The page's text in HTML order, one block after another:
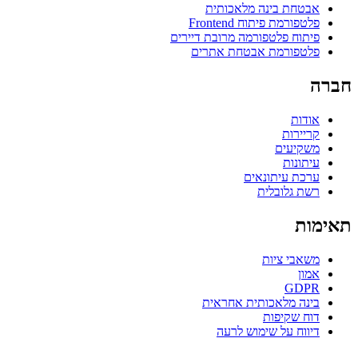
אבטחת בינה מלאכותית
פלטפורמת פיתוח Frontend
פיתוח פלטפורמה מרובת דיירים
פלטפורמת אבטחת אתרים
חברה
אודות
קריירות
משקיעים
עיתונות
ערכת עיתונאים
רשת גלובלית
תאימות
משאבי ציות
אמון
GDPR
בינה מלאכותית אחראית
דוח שקיפות
דיווח על שימוש לרעה